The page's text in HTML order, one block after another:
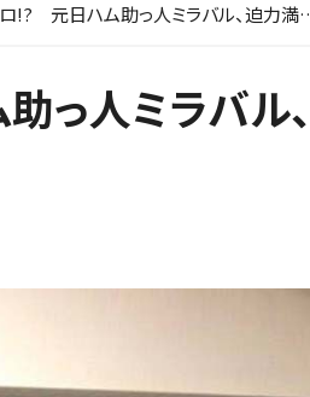
ム助っ人ミラバル、迫力満点の投球練習動画が凄い
人ミラバル、